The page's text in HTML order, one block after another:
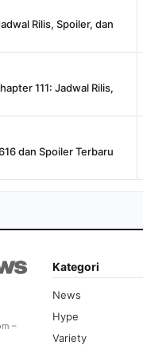
Rilis, Spoiler, dan
111: Jadwal Rilis,
dan Spoiler Terbaru
–
Kategori
News
Hype
Variety